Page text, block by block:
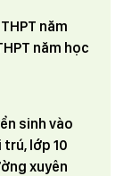
năm
năm học
sinh vào
lớp 10
xuyên